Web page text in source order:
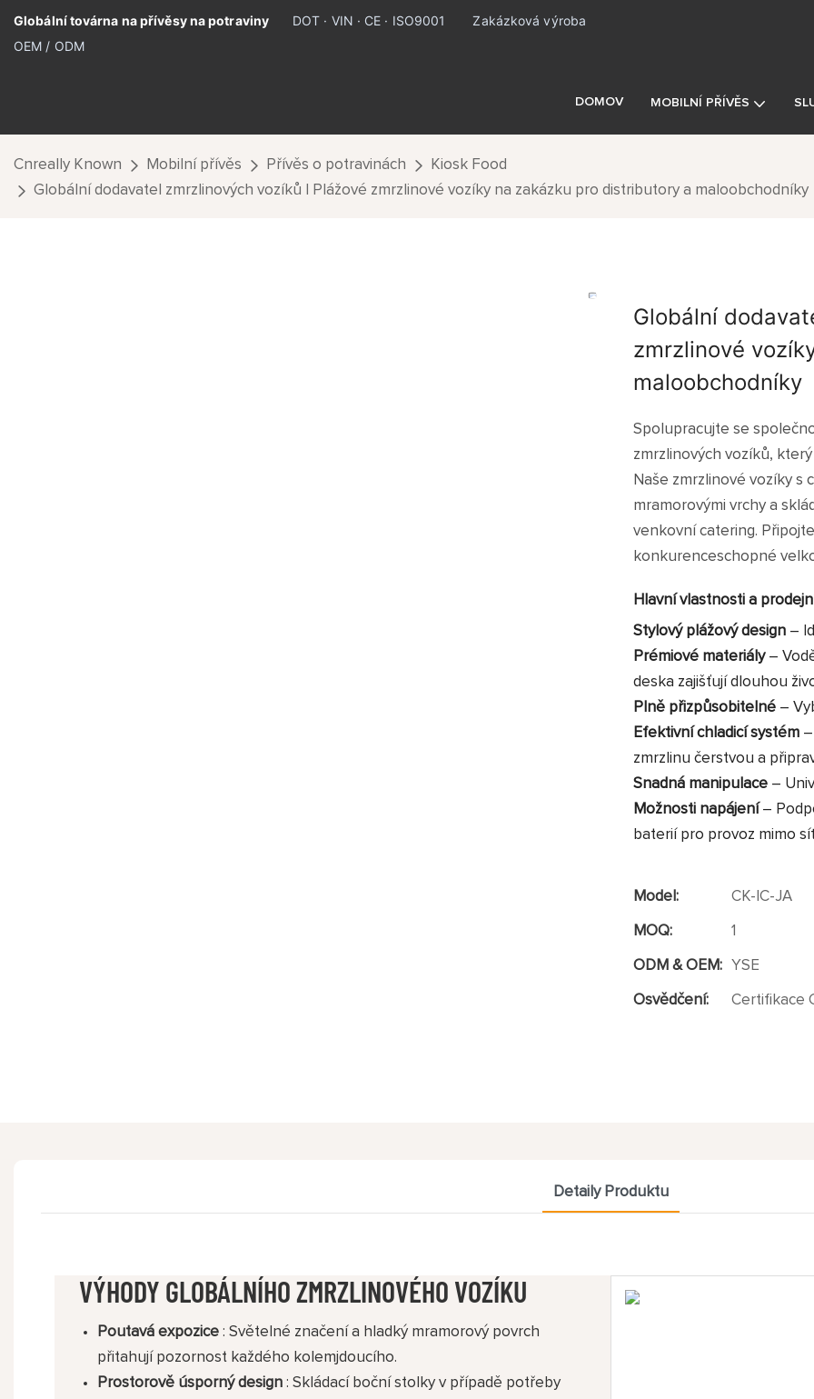
Globální továrna na přívěsy na potraviny DOT · VIN · CE · ISO9001
Zakázková výroba
OEM / ODM
DOMOV MOBILNÍ PŘÍVĚS
Cnreally Known Mobilní přívěs Přívěs o potravinách
Kiosk Food
Globální dodavatel zmrzlinových vozíků | Plážové zmrzlinové vozíky na zakázku pro distributory a maloobchodníky
Globální
zmrzlinové
maloobchodníky
Spolupracujte se
zmrzlinových vozíků,
Naše zmrzlinové vozíky s
mramorovými vrchy a
venkovní catering.
konkurenceschopné
Hlavní vlastnosti a
Stylový plážový design –
Prémiové materiály–
deska zajišťují dlouhou
Plně přizpůsobitelné –
Efektivní chladicí systém
zmrzlinu čerstvou a
Snadná manipulace –
Možnosti napájení –
baterií pro provoz mimo
Model: CK-IC-JA
MOQ: 1
ODM & OEM: YSE
Osvědčení: Certifikace
Detaily Produktu
VÝHODY GLOBÁLNÍHO ZMRZLINOVÉHO VOZÍKU
Poutavá expozice : Světelné značení a hladký mramorový povrch
přitahují pozornost každého kolemjdoucího.
Prostorově úsporný design : Skládací boční stolky v případě potřeby